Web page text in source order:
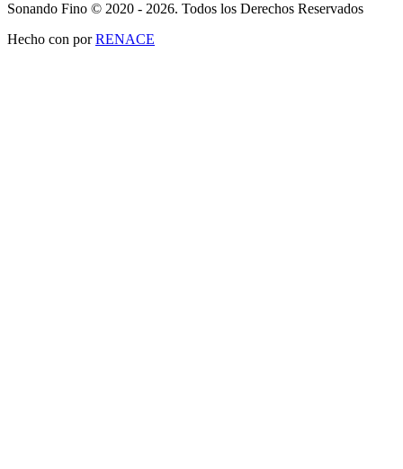
Sonando Fino © 2020 - 2026. Todos los Derechos Reservados
Hecho con porRENACE